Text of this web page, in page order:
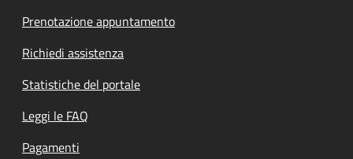
Prenotazione appuntamento
Richiedi assistenza
Statistiche del portale
Leggi le FAQ
Pagamenti